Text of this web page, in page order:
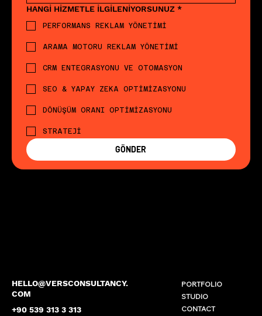
HELLO@VERSCONSULTANCY.
COM
+90 539 313 3 313
PORTFOLIO
STUDIO
CONTACT
HANGİ HİZMETLE İLGİLENİYORSUNUZ *
PERFORMANS REKLAM YÖNETİMİ
ARAMA MOTORU REKLAM YÖNETİMİ
CRM ENTEGRASYONU VE OTOMASYON
SEO & YAPAY ZEKA OPTİMİZASYONU
DÖNÜŞÜM ORANI OPTİMİZASYONU
STRATEJİ
GÖNDER